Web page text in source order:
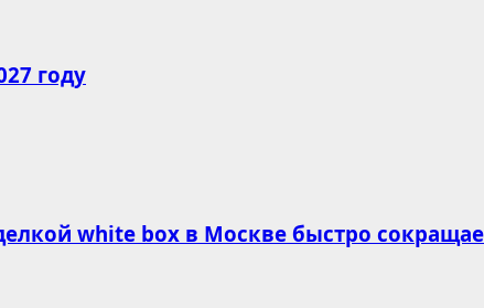
году
white box в Москве быстро